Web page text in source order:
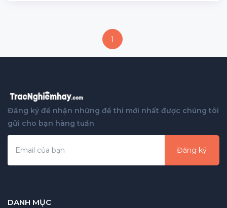
1
Đăng ký để nhận những đề thi mới nhất được chúng tôi
gửi cho bạn hàng tuần
Đăng ký
DANH MỤC